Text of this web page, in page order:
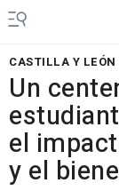
CASTILLA Y LEÓN
Un
el
y el